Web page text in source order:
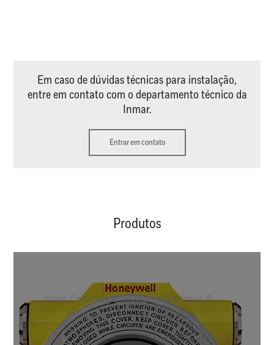
Em caso de dúvidas técnicas para instalação,
entre em contato com o departamento técnico da
Inmar.
Entrar em contato
Produtos